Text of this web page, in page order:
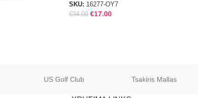
SKU: 16277-OY7
€34.00 €17.00
US Golf Club Tsakiris Mallas